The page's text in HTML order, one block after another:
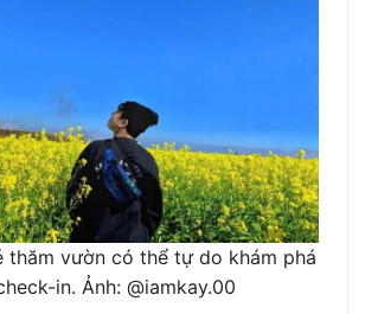
thăm vườn có thể tự do khám phá
in. Ảnh: @iamkay.00